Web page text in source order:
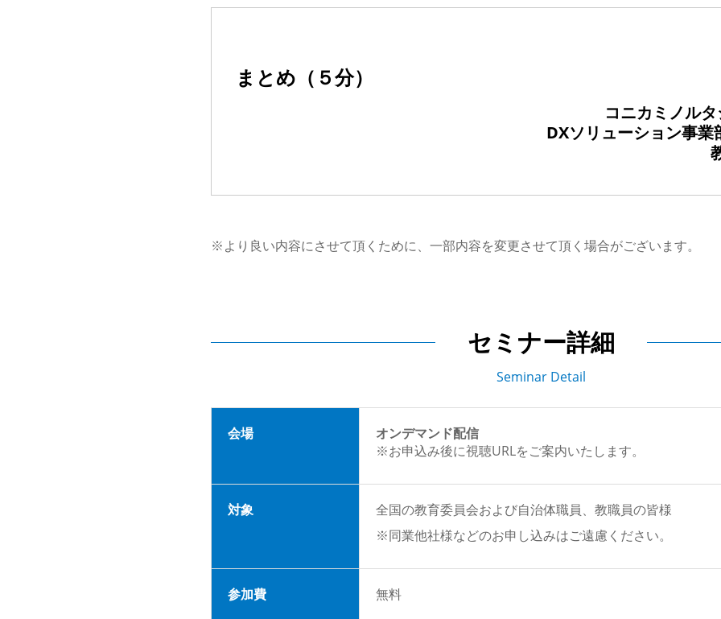
まとめ（５分）
コニカミノル
DXソリューション事業
※より良い内容にさせて頂くために、一部内容を変更させて頂く場合がございます。
セミナー詳細
Seminar Detail
会場
オンデマンド配信
※お申込み後に視聴URLをご案内いたします。
対象
全国の教育委員会および自治体職員、教職員の皆様
※同業他社様などのお申し込みはご遠慮ください。
参加費 無料